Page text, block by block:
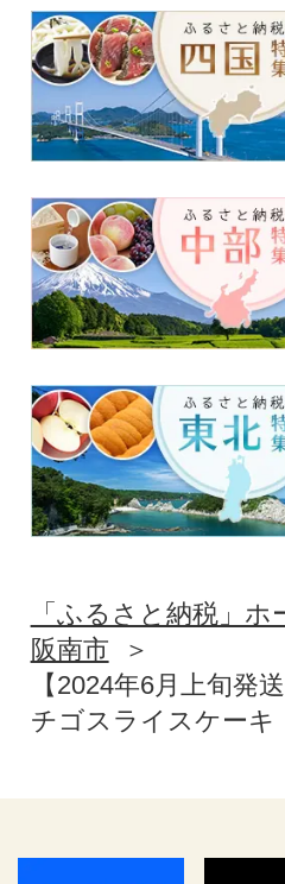
「ふるさと納税」ホ
阪南市
【2024年6月上旬
チゴスライスケーキ